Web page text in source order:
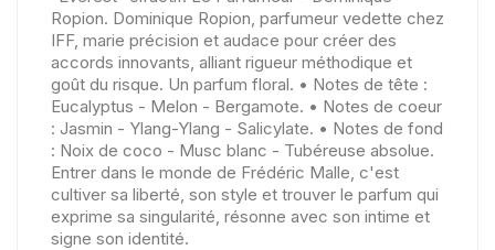
Ropion. Dominique Ropion, parfumeur vedette chez
IFF, marie précision et audace pour créer des
accords innovants, alliant rigueur méthodique et
goût du risque. Un parfum floral. • Notes de tête :
Eucalyptus - Melon - Bergamote. • Notes de coeur
: Jasmin - Ylang-Ylang - Salicylate. • Notes de fond
: Noix de coco - Musc blanc - Tubéreuse absolue.
Entrer dans le monde de Frédéric Malle, c'est
cultiver sa liberté, son style et trouver le parfum qui
exprime sa singularité, résonne avec son intime et
signe son identité.